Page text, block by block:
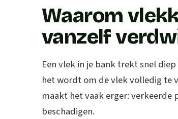
Waarom
vanzelf
Een vlek in je bank trekt snel
het wordt om de vlek volledig te
maakt het vaak erger:
beschadigen.